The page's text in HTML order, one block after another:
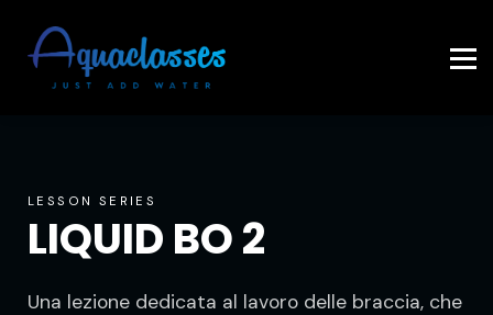
Accedi
LESSON SERIES
LIQUID BO 2
Una lezione dedicata al lavoro delle braccia, che